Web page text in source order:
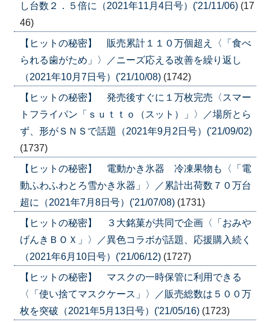
し台数２．５倍に（2021年11月4日号）('21/11/06) (17
46)
【ヒットの秘密】 販売累計１１０万個超え〈「食べ
られる歯がため」〉／ニーズ応える改善を繰り返し
（2021年10月7日号）('21/10/08) (1742)
【ヒットの秘密】 発売後すぐに１万枚完売〈スマー
トフライパン「ｓｕｔｔｏ（スット）」〉／場所とら
ず、形がＳＮＳで話題（2021年9月2日号）('21/09/02)
(1737)
【ヒットの秘密】 電動かき氷器 冷凍果物も〈「電
動ふわふわとろ雪かき氷器」〉／累計出荷数７０万台
超に（2021年7月8日号）('21/07/08) (1731)
【ヒットの秘密】 ３大銘菓が共同で企画〈「おみや
げんきＢＯＸ」〉／異色コラボが話題、応援購入続く
（2021年6月10日号）('21/06/12) (1727)
【ヒットの秘密】 マスクの一時保管に利用できる
〈「使い捨てマスクケース」〉／販売総数は５００万
枚を突破（2021年5月13日号）('21/05/16) (1723)